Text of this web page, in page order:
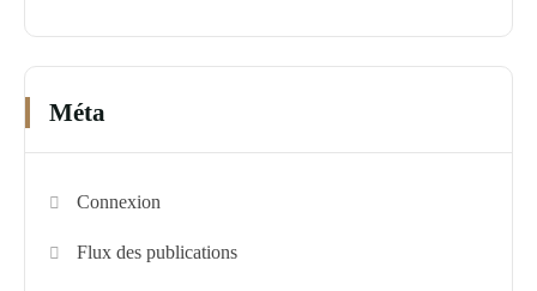
Méta
Connexion
Flux des publications